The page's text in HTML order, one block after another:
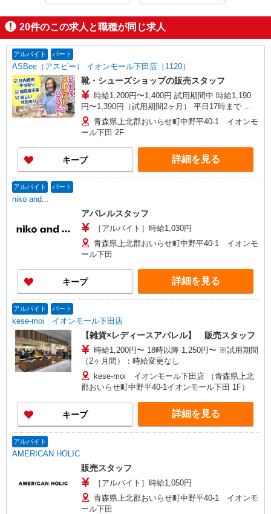
20件のこの求人と職種が同じ求人
アルバイト パート
ASBee（アスビー） イオンモール下田店［1120］
靴・シューズショップの販売スタッフ
時給1,200円〜1,400円 試用期間中 時給1,190
円〜1,390円（試用期間2ヶ月） 平日17時まで 時
給1,200円 平日17〜20時まで 時給1,300円 平日20
時〜 時給1,350円 日・祝17時まで 時給1,300円
日・祝17〜20時まで 時給1,350円 日・祝20時〜 時
給1,400円 ※資格・経験による
青森県上北郡おいらせ町中野平40-1 イオンモ
ール下田 2F
キープ 詳細を見る
アルバイト パート
niko and...
アパレルスタッフ
［アルバイト］時給1,030円
青森県上北郡おいらせ町中野平40-1 イオンモ
ール下田
キープ 詳細を見る
アルバイト パート
kese-moi イオンモール下田店
【雑貨×レディースアパレル】 販売スタッフ
時給1,200円〜 18時以降 1,250円〜 ※試用期間
（2ヶ月間）：時給変更なし
kese-moi イオンモール下田店 （青森県上北
郡おいらせ町中野平40-1イオンモール下田 1F）
キープ 詳細を見る
アルバイト
AMERICAN HOLIC
販売スタッフ
［アルバイト］時給1,050円
青森県上北郡おいらせ町中野平40-1 イオンモ
ール下田